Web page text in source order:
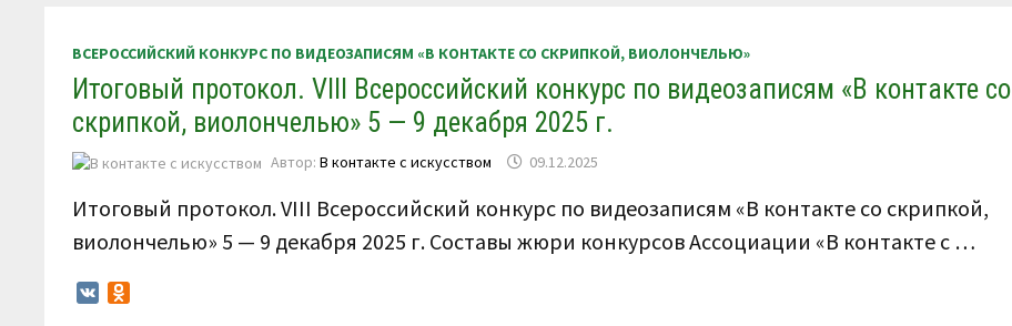
ВИОЛОНЧЕЛЬЮ»
31
МАРТА
2026
ВСЕРОССИЙСКИЙ КОНКУРС ПО ВИДЕОЗАПИСЯМ «В КОНТАКТЕ СО СКРИПКОЙ, ВИОЛОНЧЕЛЬЮ»
Итоговый протокол. VIII Всероссийский конкурс по видеозаписям «В контакте со
скрипкой, виолончелью» 5 — 9 декабря 2025 г.
Автор:В контакте с искусством 09.12.2025
Итоговый протокол. VIII Всероссийский конкурс по видеозаписям «В контакте со скрипкой,
виолончелью» 5 — 9 декабря 2025 г. Составы жюри конкурсов Ассоциации «В контакте с …
VK